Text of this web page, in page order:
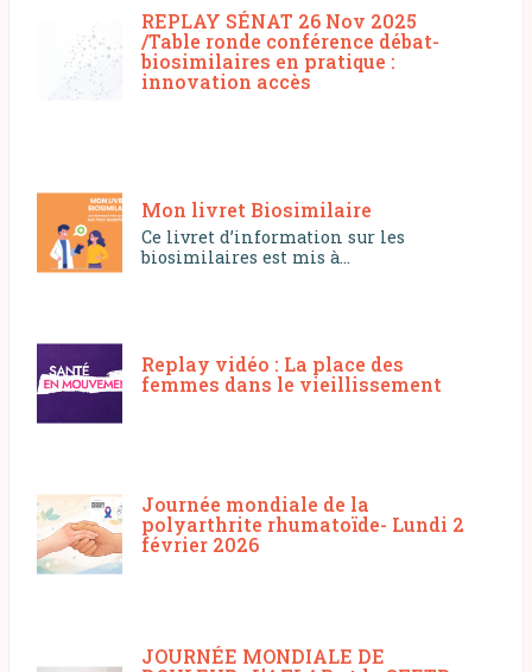
REPLAY SÉNAT 26 Nov 2025
/Table ronde conférence débat-
biosimilaires en pratique :
innovation accès
Mon livret Biosimilaire
Ce livret d’information sur les
biosimilaires est mis à...
Replay vidéo : La place des
femmes dans le vieillissement
Journée mondiale de la
polyarthrite rhumatoïde- Lundi 2
février 2026
JOURNÉE MONDIALE DE